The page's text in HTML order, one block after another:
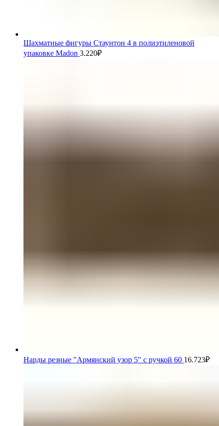
Шахматные фигуры Стаунтон 4 в полиэтиленовой
упаковке Madon 3.220₽
Нарды резные "Армянский узор 5" с ручкой 60 16.723₽